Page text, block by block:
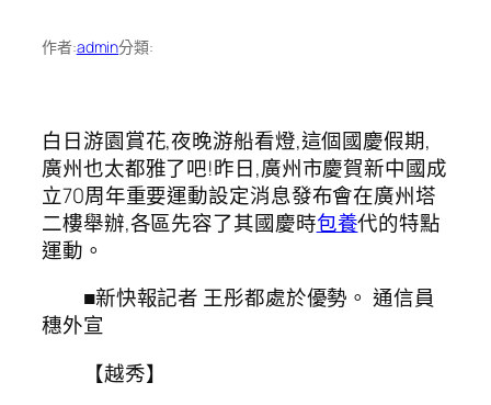
作者:admin分類:
白日游園賞花,夜晚游船看燈,這個國慶假期,
廣州也太都雅了吧!昨日,廣州市慶賀新中國成
立70周年重要運動設定消息發布會在廣州塔
二樓舉辦,各區先容了其國慶時包養代的特點
運動。
■新快報記者 王彤都處於優勢。 通信員
穗外宣
【越秀】